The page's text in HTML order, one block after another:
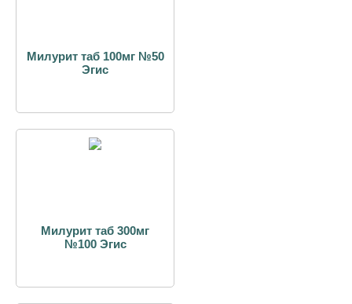
Милурит таб 100мг №50
Эгис
Милурит таб 300мг
№100 Эгис